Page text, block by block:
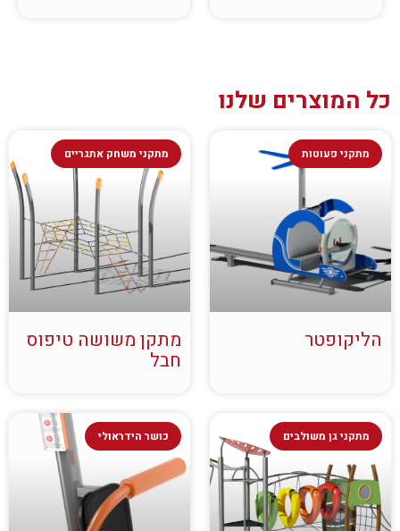
כל המוצרים שלנו
מתקני פעוטות
הליקופטר
מתקני משחק אתגריים
מתקן משושה טיפוס
חבל
מתקני גן משולבים כושר הידראולי